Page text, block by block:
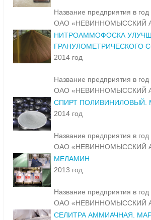
Название предприятия в год
ОАО «НЕВИННОМЫССКИЙ
НИТРОАММОФОСКА
ГРАНУЛОМЕТРИЧЕСКОГО
2014 год
Название предприятия в год
ОАО «НЕВИННОМЫССКИЙ
СПИРТ ПОЛИВИНИЛОВЫЙ.
2014 год
Название предприятия в год
ОАО «НЕВИННОМЫССКИЙ
МЕЛАМИН
2013 год
Название предприятия в год
ОАО «НЕВИННОМЫССКИЙ
СЕЛИТРА АММИАЧНАЯ.